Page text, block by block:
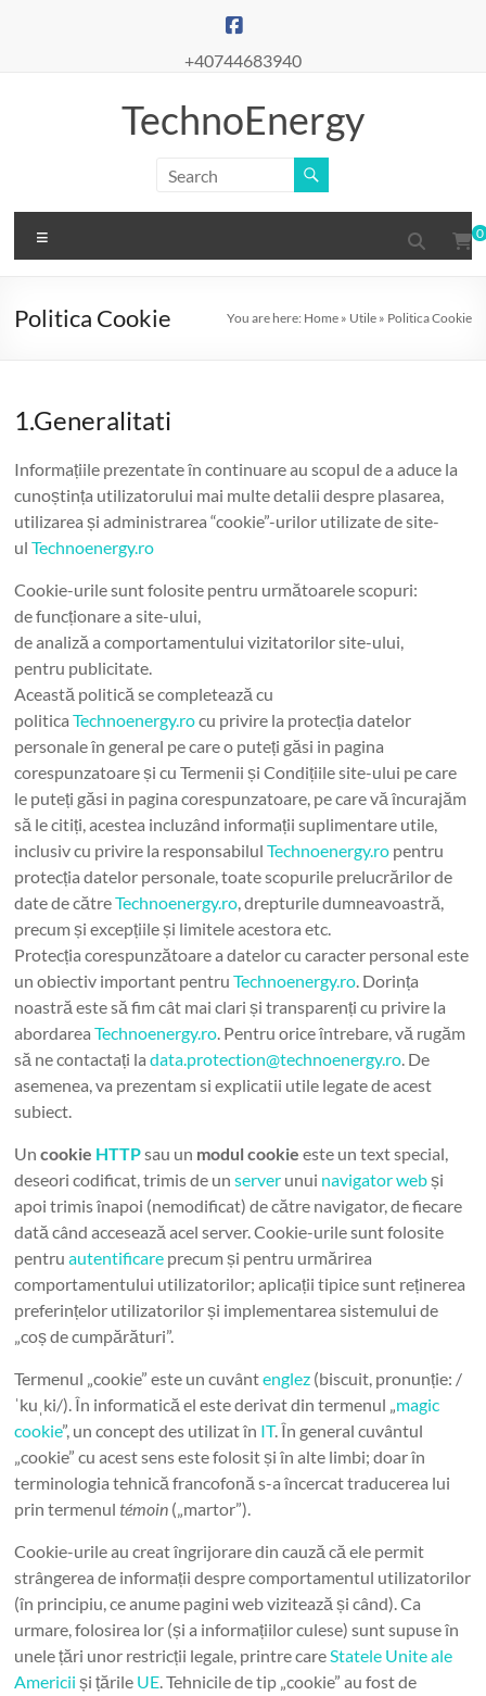
+40744683940
TechnoEnergy
0
Politica Cookie You are here: Home» Utile» Politica Cookie
1.Generalitati
Informațiile prezentate în continuare au scopul de a aduce la
cunoștința utilizatorului mai multe detalii despre plasarea,
utilizarea și administrarea “cookie”-urilor utilizate de site-
ulTechnoenergy.ro
Cookie-urile sunt folosite pentru următoarele scopuri:
de funcționare a site-ului,
de analiză a comportamentului vizitatorilor site-ului,
pentru publicitate.
Această politică se completează cu
politicaTechnoenergy.rocu privire la protecția datelor
personale în general pe care o puteți găsi in pagina
corespunzatoare și cu Termenii și Condițiile site-ului pe care
le puteți găsi in pagina corespunzatoare, pe care vă încurajăm
să le citiți, acestea incluzând informații suplimentare utile,
inclusiv cu privire la responsabilulTechnoenergy.ro pentru
protecția datelor personale, toate scopurile prelucrărilor de
date de cătreTechnoenergy.ro, drepturile dumneavoastră,
precum și excepțiile și limitele acestora etc.
Protecția corespunzătoare a datelor cu caracter personal este
un obiectiv important pentruTechnoenergy.ro. Dorința
noastră este să fim cât mai clari și transparenți cu privire la
abordareaTechnoenergy.ro. Pentru orice întrebare, vă rugăm
să ne contactați ladata.protection@technoenergy.ro. De
asemenea, va prezentam si explicatii utile legate de acest
subiect.
Uncookie HTTPsau un modul cookie este un text special,
deseori codificat, trimis de unserver unui navigatorwebși
apoi trimis înapoi (nemodificat) de către navigator, de fiecare
dată când accesează acel server. Cookie-urile sunt folosite
pentruautentificare precum și pentru urmărirea
comportamentului utilizatorilor; aplicații tipice sunt reținerea
preferințelor utilizatorilor și implementarea sistemului de
„coș de cumpărături”.
Termenul „cookie” este un cuvântenglez (biscuit, pronunție: /
ˈkuˌki/). În informatică el este derivat din termenul „magic
cookie”, un concept des utilizat în IT. În general cuvântul
„cookie” cu acest sens este folosit și în alte limbi; doar în
terminologia tehnică francofonă s-a încercat traducerea lui
prin termenultémoin („martor”).
Cookie-urile au creat îngrijorare din cauză că ele permit
strângerea de informații despre comportamentul utilizatorilor
(în principiu, ce anume pagini web vizitează și când). Ca
urmare, folosirea lor (și a informațiilor culese) sunt supuse în
unele țări unor restricții legale, printre careStatele Unite ale
Americii și țările UE. Tehnicile de tip „cookie” au fost de